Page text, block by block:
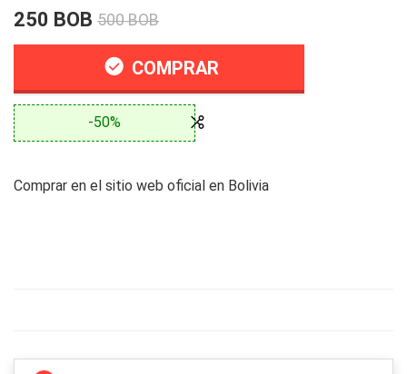
250 BOB 500 BOB
COMPRAR
-50%
Comprar en el sitio web oficial en Bolivia